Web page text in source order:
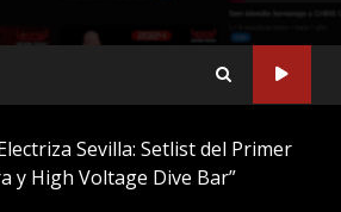
Sevilla: Setlist del Primer
y High Voltage Dive Bar”